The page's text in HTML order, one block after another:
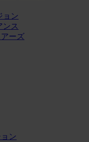
ョン
ンス
ーズ
ン